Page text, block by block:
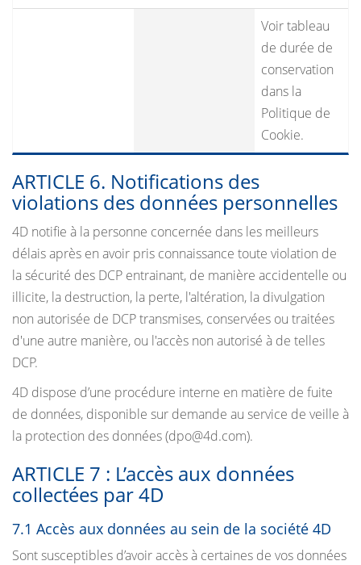
Voir tableau
de durée de
conservation
dans la
Politique de
Cookie.
ARTICLE 6. Notifications des
violations des données personnelles
4D notifie à la personne concernée dans les meilleurs
délais après en avoir pris connaissance toute violation de
la sécurité des DCP entrainant, de manière accidentelle ou
illicite, la destruction, la perte, l'altération, la divulgation
non autorisée de DCP transmises, conservées ou traitées
d'une autre manière, ou l'accès non autorisé à de telles
DCP.
4D dispose d’une procédure interne en matière de fuite
de données, disponible sur demande au service de veille à
la protection des données (dpo@4d.com).
ARTICLE 7 : L’accès aux données
collectées par 4D
7.1 Accès aux données au sein de la société 4D
Sont susceptibles d’avoir accès à certaines de vos données